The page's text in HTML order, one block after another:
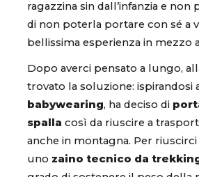
ragazzina sin dall’infanzia e non
di non poterla portare con sé a
bellissima esperienza in mezzo
Dopo averci pensato a lungo,
trovato la soluzione: ispirandosi
babywearing, ha deciso di
spalla così da riuscire a
anche in montagna. Per
uno zaino tecnico da